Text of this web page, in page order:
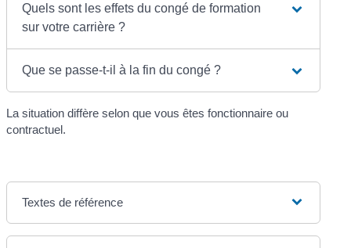
Quels sont les effets du congé de formation
sur votre carrière ?
Que se passe-t-il à la fin du congé ?
La situation diffère selon que vous êtes fonctionnaire ou
contractuel.
Textes de référence